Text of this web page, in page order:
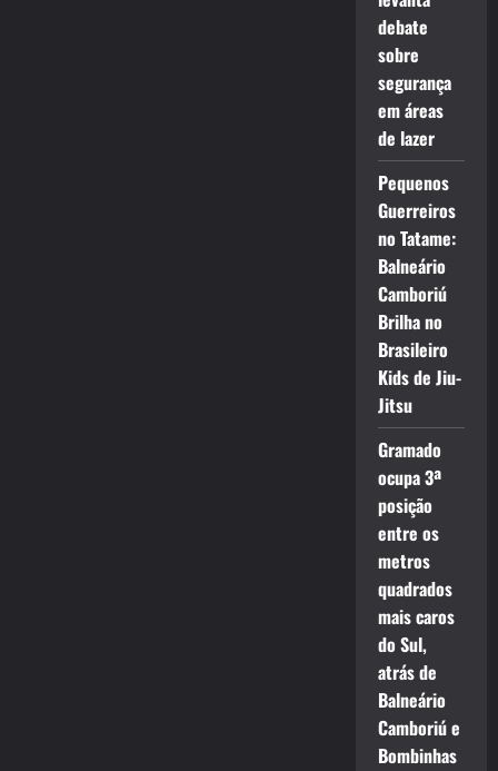
debate
sobre
segurança
em áreas
de lazer
Pequenos
Guerreiros
no Tatame:
Balneário
Camboriú
Brilha no
Brasileiro
Kids de Jiu-
Jitsu
Gramado
ocupa 3ª
posição
entre os
metros
quadrados
mais caros
do Sul,
atrás de
Balneário
Camboriú e
Bombinhas